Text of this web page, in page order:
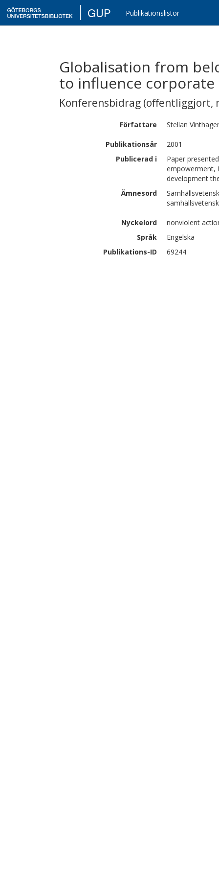
GUP Publikationslistor
Globalisation from
to influence
Konferensbidrag (offentliggjort,
Författare Stellan
Publikationsår
2001
Publicerad i
Paper
empowerment,
development
Ämnesord
Nyckelord
nonviolent
Språk
Engelska
Publikations-ID
69244